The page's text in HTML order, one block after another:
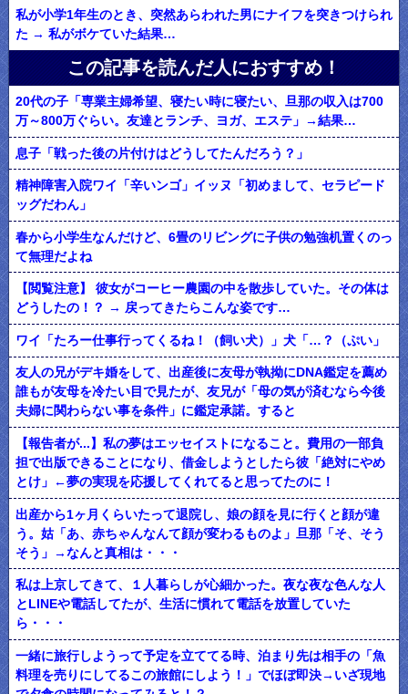
私が小学1年生のとき、突然あらわれた男にナイフを突きつけられ
た → 私がボケていた結果…
この記事を読んだ人におすすめ！
20代の子「専業主婦希望、寝たい時に寝たい、旦那の収入は700
万～800万ぐらい。友達とランチ、ヨガ、エステ」→結果…
息子「戦った後の片付けはどうしてたんだろう？」
精神障害入院ワイ「辛いンゴ」イッヌ「初めまして、セラピード
ッグだわん」
春から小学生なんだけど、6畳のリビングに子供の勉強机置くのっ
て無理だよね
【閲覧注意】 彼女がコーヒー農園の中を散歩していた。その体は
どうしたの！？ → 戻ってきたらこんな姿です…
ワイ「たろー仕事行ってくるね！（飼い犬）」犬「…？（ぷい」
友人の兄がデキ婚をして、出産後に友母が執拗にDNA鑑定を薦め
誰もが友母を冷たい目で見たが、友兄が「母の気が済むなら今後
夫婦に関わらない事を条件」に鑑定承諾。すると
【報告者が...】私の夢はエッセイストになること。費用の一部負
担で出版できることになり、借金しようとしたら彼「絶対にやめ
とけ」←夢の実現を応援してくれてると思ってたのに！
出産から1ヶ月くらいたって退院し、娘の顔を見に行くと顔が違
う。姑「あ、赤ちゃんなんて顔が変わるものよ」旦那「そ、そう
そう」→なんと真相は・・・
私は上京してきて、１人暮らしが心細かった。夜な夜な色んな人
とLINEや電話してたが、生活に慣れて電話を放置していた
ら・・・
一緒に旅行しようって予定を立ててる時、泊まり先は相手の「魚
料理を売りにしてるこの旅館にしよう！」でほぼ即決→いざ現地